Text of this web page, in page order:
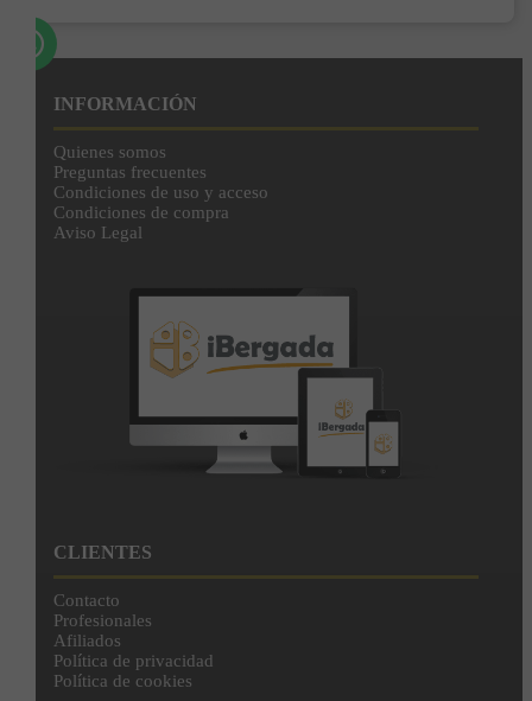
INFORMACIÓN
Quienes somos
Preguntas frecuentes
Condiciones de uso y acceso
Condiciones de compra
Aviso Legal
CLIENTES
Contacto
Profesionales
Afiliados
Política de privacidad
Política de cookies